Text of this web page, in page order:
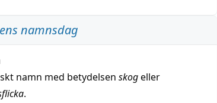
namnsdag
namn med betydelsen skogeller
.